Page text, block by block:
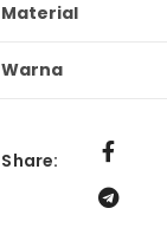
Material
Warna
Share: